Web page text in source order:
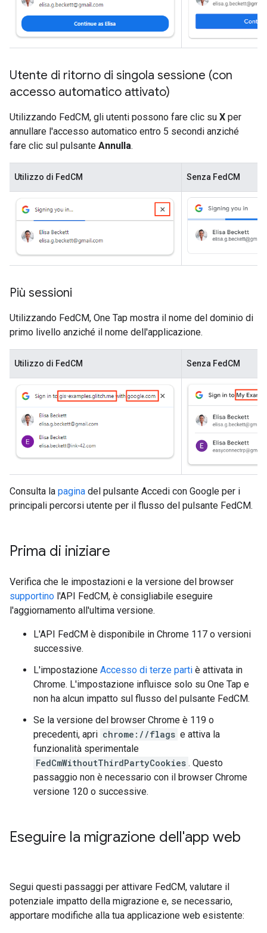
Utente di ritorno di singola sessione (con
accesso automatico attivato)
Utilizzando FedCM, gli utenti possono fare clic su X per
annullare l'accesso automatico entro 5 secondi anziché
fare clic sul pulsante Annulla.
Utilizzo di FedCM Senza FedCM
Più sessioni
Utilizzando FedCM, One Tap mostra il nome del dominio di
primo livello anziché il nome dell'applicazione.
Utilizzo di FedCM Senza FedCM
Consulta la pagina del pulsante Accedi con Google per i
principali percorsi utente per il flusso del pulsante FedCM.
Prima di iniziare
Verifica che le impostazioni e la versione del browser
supportino l'API FedCM, è consigliabile eseguire
l'aggiornamento all'ultima versione.
L'API FedCM è disponibile in Chrome 117 o versioni
successive.
L'impostazione Accesso di terze parti è attivata in
Chrome. L'impostazione influisce solo su One Tap e
non ha alcun impatto sul flusso del pulsante FedCM.
Se la versione del browser Chrome è 119 o
precedenti, apri chrome://flags e attiva la
funzionalità sperimentale
FedCmWithoutThirdPartyCookies . Questo
passaggio non è necessario con il browser Chrome
versione 120 o successive.
Eseguire la migrazione dell'app web
Segui questi passaggi per attivare FedCM, valutare il
potenziale impatto della migrazione e, se necessario,
apportare modifiche alla tua applicazione web esistente: